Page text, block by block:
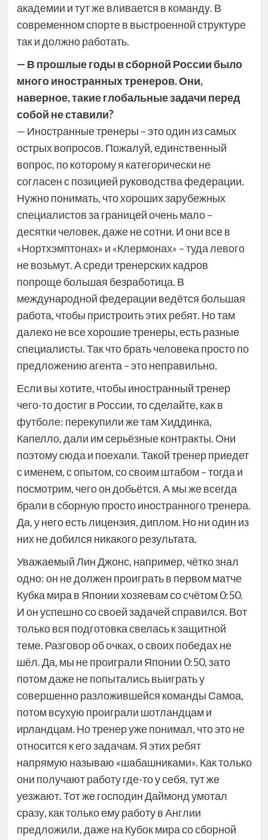
академии и тут же вливается в команду. В
современном спорте в выстроенной структуре
так и должно работать.
— В прошлые годы в сборной России было
много иностранных тренеров. Они,
наверное, такие глобальные задачи перед
собой не ставили?
— Иностранные тренеры – это один из самых
острых вопросов. Пожалуй, единственный
вопрос, по которому я категорически не
согласен с позицией руководства федерации.
Нужно понимать, что хороших зарубежных
специалистов за границей очень мало –
десятки человек, даже не сотни. И они все в
«Нортхэмптонах» и «Клермонах» – туда левого
не возьмут. А среди тренерских кадров
попроще большая безработица. В
международной федерации ведётся большая
работа, чтобы пристроить этих ребят. Но там
далеко не все хорошие тренеры, есть разные
специалисты. Так что брать человека просто по
предложению агента – это неправильно.
Если вы хотите, чтобы иностранный тренер
чего-то достиг в России, то сделайте, как в
футболе: перекупили же там Хиддинка,
Капелло, дали им серьёзные контракты. Они
поэтому сюда и поехали. Такой тренер приедет
с именем, с опытом, со своим штабом – тогда и
посмотрим, чего он добьётся. А мы же всегда
брали в сборную просто иностранного тренера.
Да, у него есть лицензия, диплом. Но ни один из
них не добился никакого результата.
Уважаемый Лин Джонс, например, чётко знал
одно: он не должен проиграть в первом матче
Кубка мира в Японии хозяевам со счётом 0:50.
И он успешно со своей задачей справился. Вот
только вся подготовка свелась к защитной
теме. Разговор об очках, о своих победах не
шёл. Да, мы не проиграли Японии 0:50, зато
потом даже не попытались выиграть у
совершенно разложившейся команды Самоа,
потом всухую проиграли шотландцам и
ирландцам. Но тренер уже понимал, что это не
относится к его задачам. Я этих ребят
напрямую называю «шабашниками». Как только
они получают работу где-то у себя, тут же
уезжают. Тот же господин Даймонд умотал
сразу, как только ему работу в Англии
предложили, даже на Кубок мира со сборной